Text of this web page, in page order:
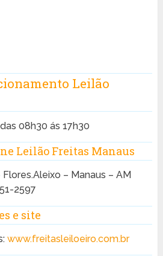
Leilão
08h30 ás 17h30
Leilão Freitas Manaus
Flores.Aleixo – Manaus – AM
2597
e site
www.freitasleiloeiro.com.br